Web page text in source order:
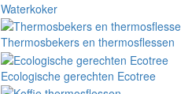
Waterkoker
Thermosbekers en thermosflessen
Ecologische gerechten Ecotree